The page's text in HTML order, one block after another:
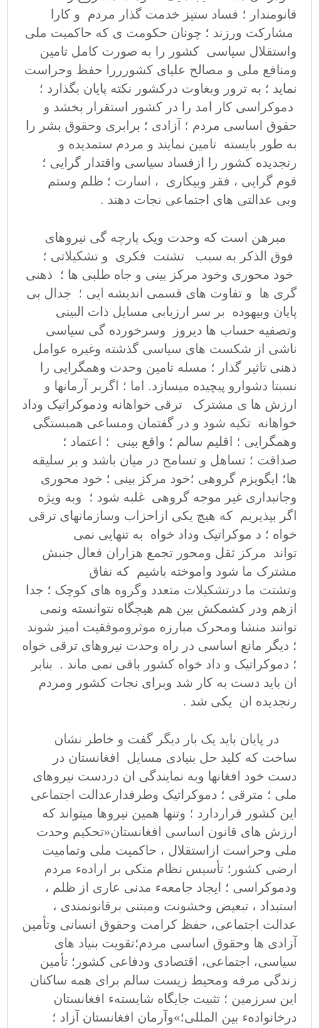
قانومندار ؛ فساد ستیز خدمت گذار مردم و کارا
مشارکت ورزند ؛ چونان حکومت ی که حاکمیت ملی
واستقلال سیاسی کشور را به صورت کامل تامین
ومنافع ملی و مصالح علیای کشورررا حفظ وحراست
نماید ؛ به ترور وبغاوت درکشور نکته پایان بگذارد ؛
دموکراسی کار امد را در کشور استقرار بخشد و
حقوق اساسی مردم ؛ آزادی ؛ برابری وحقوق بشر را
به طور بایسته تامین نمایند و مردم ستمدیده و
رنجدیده کشور را ازفساد سیاسی واقتدار گرایی ؛
قوم گرایی ، فقر وبیکاری ، اسارت ؛ ظلم وستم
وبی عدالتی های اجتماعی نجات دهند .
مبرهن است که وحدت ویک پارچه گی نیروهای
فوق الذکر به سبب تشتت فکری و تشکیلاتی ؛
خود محوری وخود مرکز بینی و جاه طلبی ها ؛ ذهنی
گری ها و تفاوت های قسمی اندیشه ایی ؛ جدال بی
پایان وبیهوده بر سر ارزبابی مسایل ذات البینی
وتصفیه حساب ها دیروز وسرخورده گی سیاسی
ناشی از شکست های سیاسی گذشته وغیره عوامل
ذهنی تاثیر گذار ؛ مسله تامین وحدت وهمگرایی را
نسبتا دشوارو پیچیده میسازد. اما ؛ اگربر آرمانها و
ارزش ها ی مشترک ترقی خواهانه ودموکراتیک وداد
خواهانه تکیه شود و در گفتمان ومساعی همبستگی
وهمگرایی ؛ اقلیم سالم ؛ واقع بینی ؛ اعتماد ؛
صداقت ؛ تساهل و تسامح در میان باشد و بر سلیقه
ها؛ ایگویزم گروهی ؛خود مرکز بینی ؛ خود محوری
وجانبداری غیر موجه گروهی غلبه شود ؛ وبه ویژه
اگر بپذیریم که هیچ یکی ازاحزاب وسازمانهای ترقی
خواه ؛ د موکراتیک وداد خواه به تنهایی نمی
تواند مرکز ثقل ومحور تجمع هزاران فعال جنبش
مشترک ما شود واموخته باشیم که نفاق
وتشتت ما درتشکیلات متعدد وگروه های کوچک ؛ جدا
ازهم ودر کشمکش بین هم هیچگاه نتوانسته ونمی
توانند منشا ومحرک مبارزه موثروموفقیت امیز شوند
؛ دیگر مانع اساسی در راه وحدت نیروهای ترقی خواه
؛ دموکراتیک و داد خواه کشور باقی نمی ماند . بنابر
ان باید دست به کار شد وبرای نجات کشور ومردم
رنجدیده ان یکی شد .
در پایان باید یک بار دیگر گفت و خاطر نشان
ساخت که کلید حل بنیادی مسایل افغانستان در
دست خود افغانها وبه نمایندگی ان دردست نیروهای
ملی ؛ مترقی ؛ دموکراتیک وطرفدارعدالت اجتماعی
این کشور قراردارد ؛ وتنها همین نیروها میتواند که
ارزش های قانون اساسی افغانستان«تحکيم وحدت
ملی وحراست ازاستقلال ، حاکميت ملی وتماميت
ارضی کشور؛ تأسيس نظام متکی بر ارادهء مردم
ودموکراسی ؛ ايجاد جامعهء مدنی عاری از ظلم ،
استبداد ، تبعيض وخشونت ومبتنی برقانونمندی ،
عدالت اجتماعی، حفظ کرامت وحقوق انسانی وتأمين
آزادی ها وحقوق اساسی مردم؛تقويت بنياد های
سياسی، اجتماعی، اقتصادی ودفاعی کشور؛ تأمين
زندگی مرفه ومحيط زيست سالم برای همه ساکنان
اين سرزمين ؛ تثبيت جايگاه شايستهء افغانستان
درخانوادهء بين المللی؛»وآرمان افغانستان آزاد ؛